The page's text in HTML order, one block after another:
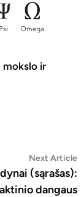
mokslo ir
Next Article
(sąrašas):
dangaus